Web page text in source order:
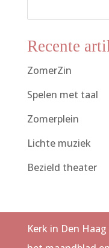
Recente
ZomerZin
Spelen met taal
Zomerplein
Lichte muziek
Bezield theater
Kerk in Den